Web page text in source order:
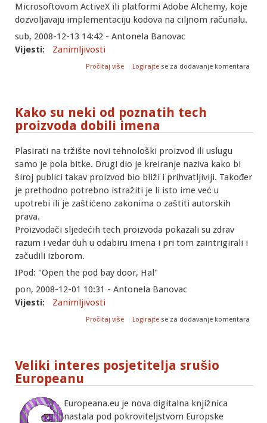
Microsoftovom ActiveX ili platformi Adobe Alchemy, koje
dozvoljavaju implementaciju kodova na ciljnom računalu.
sub, 2008-12-13 14:42 - Antonela Banovac
Vijesti:
Zanimljivosti
Pročitaj više o Google razvija ActiveX alternativu
Logirajte se za dodavanje komentara
Kako su neki od poznatih tech
proizvoda dobili imena
Plasirati na tržište novi tehnološki proizvod ili uslugu
samo je pola bitke. Drugi dio je kreiranje naziva kako bi
široj publici takav proizvod bio bliži i prihvatljiviji. Također
je prethodno potrebno istražiti je li isto ime već u
upotrebi ili je zaštićeno zakonima o zaštiti autorskih
prava.
Proizvođači sljedećih tech proizvoda pokazali su zdrav
razum i vedar duh u odabiru imena i pri tom zaintrigirali i
začudili izborom.
IPod: "Open the pod bay door, Hal"
pon, 2008-12-01 10:31 - Antonela Banovac
Vijesti:
Zanimljivosti
Pročitaj više
o Kako su neki od poznatih tech proizvoda
Logirajte se za dodavanje komentara
Veliki interes posjetitelja srušio
Europeanu
Europeana.eu je nova digitalna knjižnica
nastala pod pokroviteljstvom Europske